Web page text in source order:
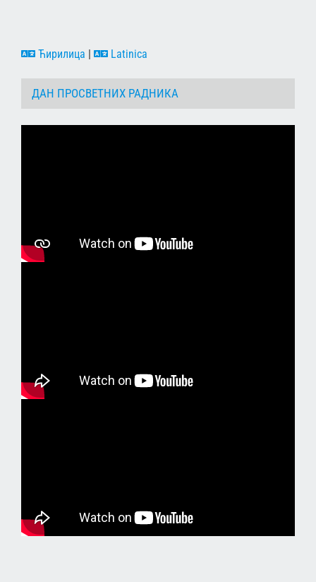
Ћирилица | Latinica
ДАН ПРОСВЕТНИХ РАДНИКА